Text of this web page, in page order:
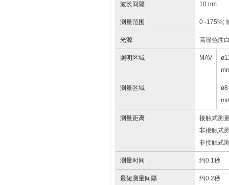
波长间隔 10 nm
测量范围 0 -175%;
光源 高显色性
照明区域 MAV
测量区域
ø8
测量距离
接触式测
非接触式
非接触式
测量时间 约0.1秒
最短测量间隔 约0.2秒